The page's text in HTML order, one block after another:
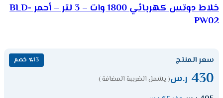
خلاط دوتس كهربائي 1800 وات – 3 لتر – أحمر BLD-
PW02
سعر المنتج ٪13 خصم
430 ر.س( يشمل الضريبة المضافة )